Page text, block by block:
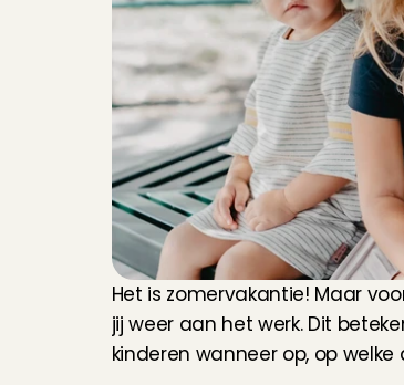
Het is zomervakantie! Maar
jij weer aan het werk. Dit
kinderen wanneer op, op